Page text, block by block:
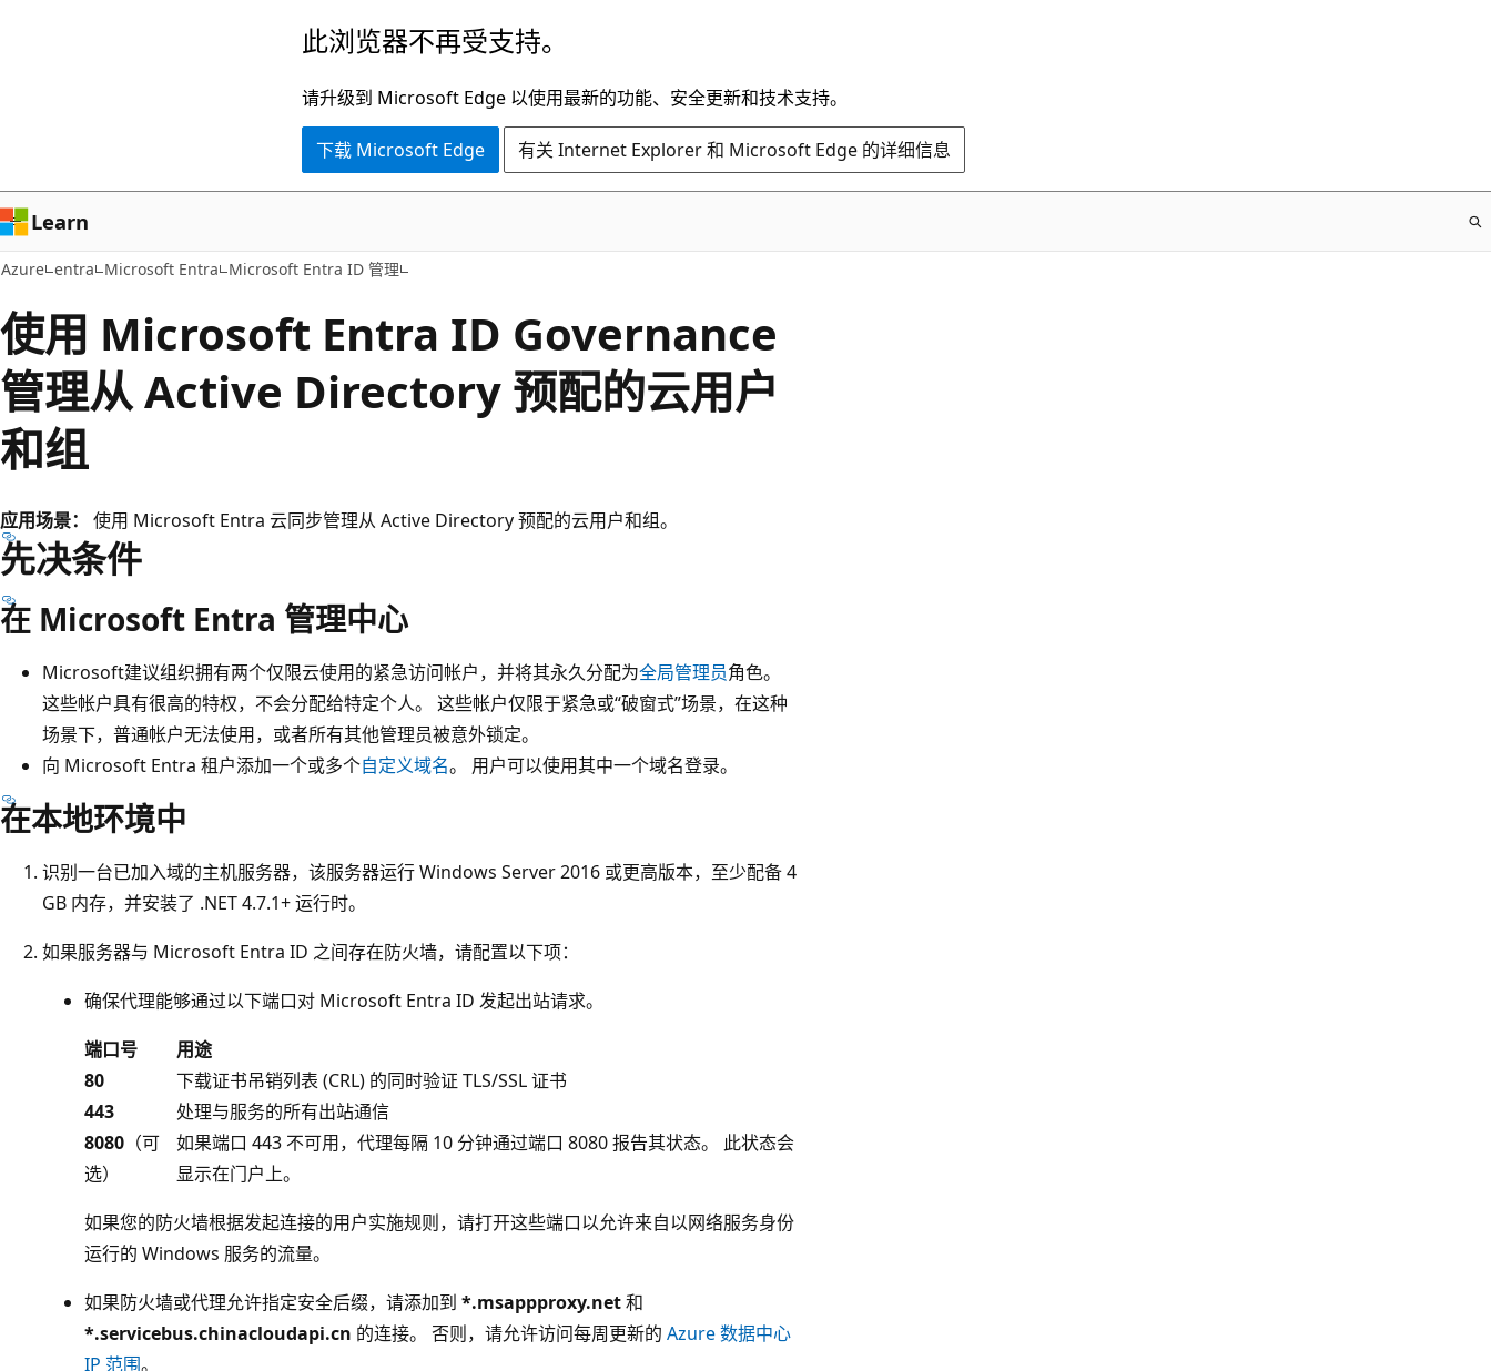
容
此浏览器不再受支持。
请升级到 Microsoft Edge 以使用最新的功能、安全更新和技术支持。
下载 Microsoft Edge 有关 Internet Explorer 和 Microsoft Edge 的详细信息
Learn
Azure entra Microsoft Entra Microsoft Entra ID 管理
使用 Microsoft Entra ID Governance
管理从 Active Directory 预配的云用户
和组
应用场景： 使用 Microsoft Entra 云同步管理从 Active Directory 预配的云用户和组。
先决条件
在 Microsoft Entra 管理中心
Microsoft建议组织拥有两个仅限云使用的紧急访问帐户，并将其永久分配为全局管理员角色。
这些帐户具有很高的特权，不会分配给特定个人。 这些帐户仅限于紧急或“破窗式”场景，在这种
场景下，普通帐户无法使用，或者所有其他管理员被意外锁定。
向 Microsoft Entra 租户添加一个或多个自定义域名。 用户可以使用其中一个域名登录。
在本地环境中
识别一台已加入域的主机服务器，该服务器运行 Windows Server 2016 或更高版本，至少配备 4
GB 内存，并安装了 .NET 4.7.1+ 运行时。
如果服务器与 Microsoft Entra ID 之间存在防火墙，请配置以下项：
确保代理能够通过以下端口对 Microsoft Entra ID 发起出站请求。
端口号
用途
80
下载证书吊销列表 (CRL) 的同时验证 TLS/SSL 证书
443
处理与服务的所有出站通信
8080 （可
选）
如果端口 443 不可用，代理每隔 10 分钟通过端口 8080 报告其状态。 此状态会
显示在门户上。
如果您的防火墙根据发起连接的用户实施规则，请打开这些端口以允许来自以网络服务身份
运行的 Windows 服务的流量。
如果防火墙或代理允许指定安全后缀，请添加到 *.msappproxy.net和
*.servicebus.chinacloudapi.cn 的连接。 否则，请允许访问每周更新的 Azure 数据中心
IP 范围。